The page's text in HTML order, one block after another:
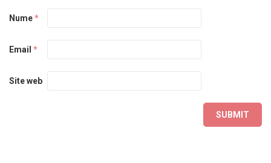
Nume*
Email *
Site web